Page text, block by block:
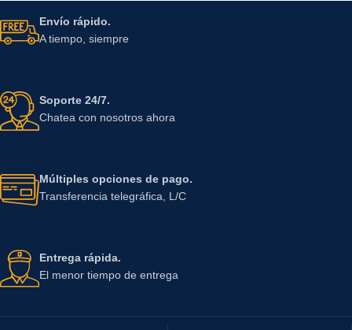
Envío rápido.
A tiempo, siempre
Soporte 24/7.
Chatea con nosotros ahora
Múltiples opciones de pago.
Transferencia telegráfica, L/C
Entrega rápida.
El menor tiempo de entrega